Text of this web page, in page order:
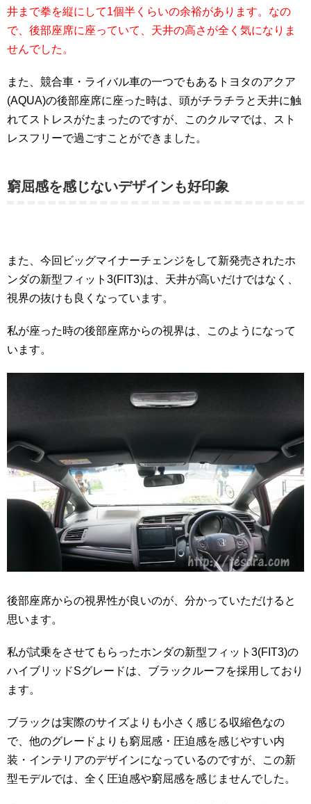
井まで拳を縦にして1個半くらいの余裕があります。なの
で、後部座席に座っていて、天井の高さが全く気になりま
せんでした。
また、競合車・ライバル車の一つでもあるトヨタのアクア
(AQUA)の後部座席に座った時は、頭がチラチラと天井に触
れてストレスがたまったのですが、このクルマでは、スト
レスフリーで過ごすことができました。
窮屈感を感じないデザインも好印象
また、今回ビッグマイナーチェンジをして新発売されたホ
ンダの新型フィット3(FIT3)は、天井が高いだけではなく、
視界の抜けも良くなっています。
私が座った時の後部座席からの視界は、このようになって
います。
後部座席からの視界性が良いのが、分かっていただけると
思います。
私が試乗をさせてもらったホンダの新型フィット3(FIT3)の
ハイブリッドSグレードは、ブラックルーフを採用しており
ます。
ブラックは実際のサイズよりも小さく感じる収縮色なの
で、他のグレードよりも窮屈感・圧迫感を感じやすい内
装・インテリアのデザインになっているのですが、この新
型モデルでは、全く圧迫感や窮屈感を感じませんでした。